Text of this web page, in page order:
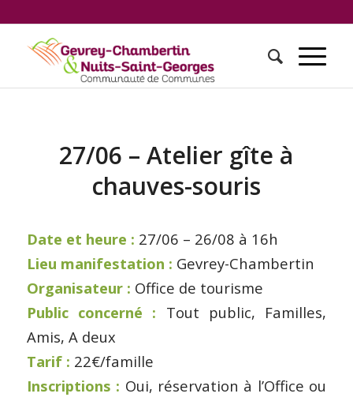
27/06 – Atelier gîte à
chauves-souris
Date et heure : 27/06 – 26/08 à 16h
Lieu manifestation : Gevrey-Chambertin
Organisateur : Office de tourisme
Public concerné : Tout public, Familles,
Amis, A deux
Tarif : 22€/famille
Inscriptions : Oui, réservation à l’Office ou